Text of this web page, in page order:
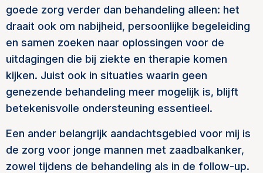
goede zorg verder dan behandeling alleen: het
draait ook om nabijheid, persoonlijke begeleiding
en samen zoeken naar oplossingen voor de
uitdagingen die bij ziekte en therapie komen
kijken. Juist ook in situaties waarin geen
genezende behandeling meer mogelijk is, blijft
betekenisvolle ondersteuning essentieel.
Een ander belangrijk aandachtsgebied voor mij is
de zorg voor jonge mannen met zaadbalkanker,
zowel tijdens de behandeling als in de follow-up.